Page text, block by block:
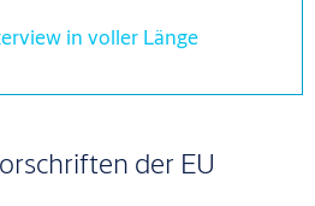
in voller Länge
der EU